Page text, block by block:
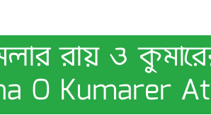
রায় ও
O Kumarer